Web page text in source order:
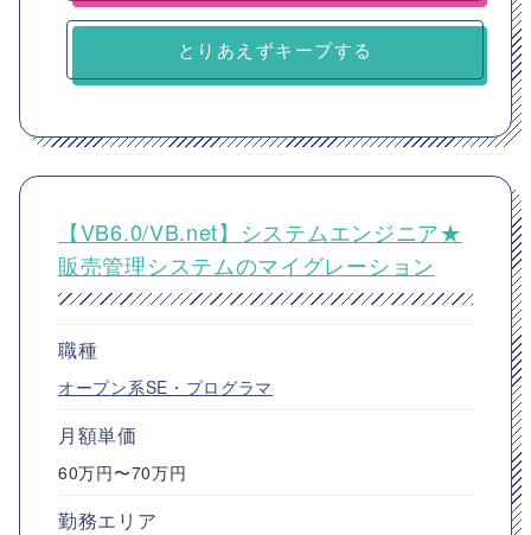
とりあえずキープする
【VB6.0/VB.net】システムエンジニア★
販売管理システムのマイグレーション
職種
オープン系SE・プログラマ
月額単価
60万円〜70万円
勤務エリア